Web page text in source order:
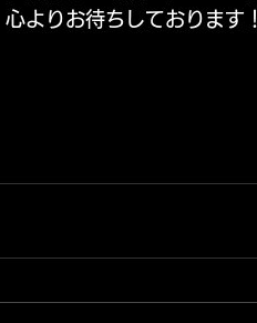
心よりお待ちしております！